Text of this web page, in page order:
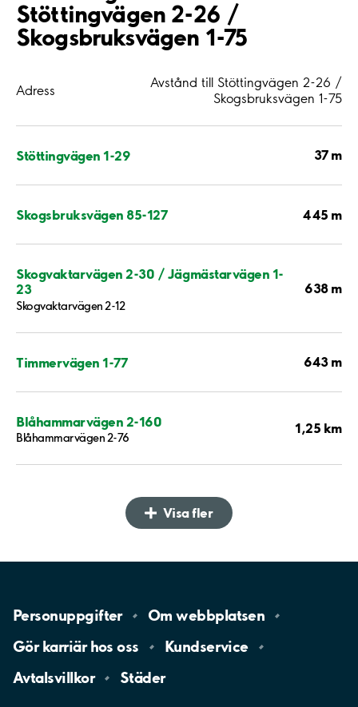
Stöttingvägen 2-26 /
Skogsbruksvägen 1-75
Adress
Avstånd till Stöttingvägen 2-26 /
Skogsbruksvägen 1-75
Stöttingvägen 1-29 37 m
Skogsbruksvägen 85-127 445 m
Skogvaktarvägen 2-30 / Jägmästarvägen 1-
23
Skogvaktarvägen 2-12
638 m
Timmervägen 1-77 643 m
Blåhammarvägen 2-160
Blåhammarvägen 2-76
1,25 km
Visa fler
Personuppgifter Omwebbplatsen
Gör karriär hososs
Kundservice
Avtalsvillkor
Städer